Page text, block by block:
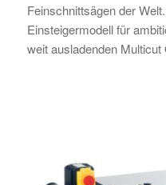
Feinschnittsägen der
Einsteigermodell für
weit ausladenden Multicut